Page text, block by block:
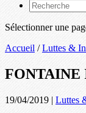
Sélectionner une
Accueil /Luttes &
FONTAINE
19/04/2019 | Luttes